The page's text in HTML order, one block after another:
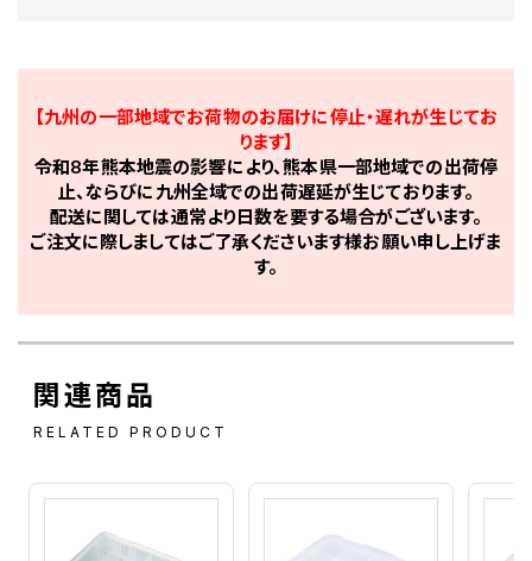
【九州の一部地域でお荷物のお届けに停止・遅れが生じてお
ります】
令和8年熊本地震の影響により、熊本県一部地域での出荷停
止、ならびに九州全域での出荷遅延が生じております。
配送に関しては通常より日数を要する場合がございます。
ご注文に際しましてはご了承くださいます様お願い申し上げま
す。
関連商品
RELATED PRODUCT